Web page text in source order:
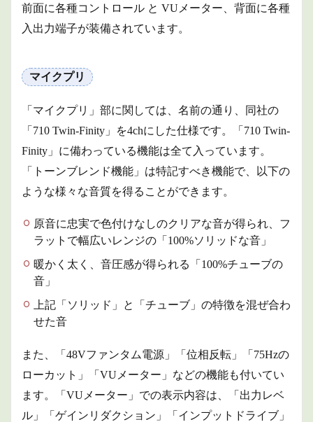
2
4-
況っ
て、
う？
3
商品
ク
4
め
前面に各種コントロール と VUメーター、背面に各種
入出力端子が装備されています。
マイクプリ
「マイクプリ」部に関しては、名前の通り、同社の
「710 Twin-Finity」を4chにした仕様です。「710 Twin-
Finity」に備わっている機能は全て入っています。
「トーンブレンド機能」は特記すべき機能で、以下の
ような様々な音質を得ることができます。
原音に忠実で色付けなしのクリアな音が得られ、フ
ラットで幅広いレンジの「100%ソリッドな音」
暖かく太く、音圧感が得られる「100%チューブの
音」
上記「ソリッド」と「チューブ」の特徴を混ぜ合わ
せた音
また、「48Vファンタム電源」「位相反転」「75Hzの
ローカット」「VUメーター」などの機能も付いてい
ます。
「VUメーター」での表示内容は、「出力レベ
ル」「ゲインリダクション」「インプットドライブ」